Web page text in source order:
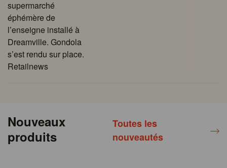
supermarché
éphémère de
l’enseigne installé à
Dreamville. Gondola
s’est rendu sur place.
Retailnews
Nouveaux
produits
Toutes les
nouveautés